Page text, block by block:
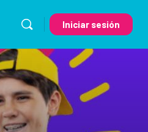
Iniciar sesión